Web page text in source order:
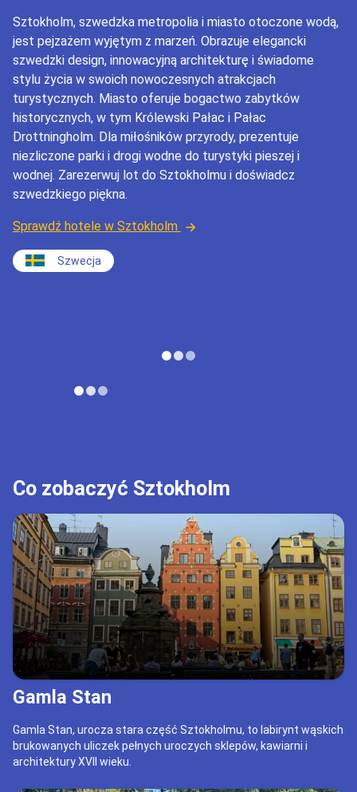
Sztokholm, szwedzka metropolia i miasto otoczone wodą,
jest pejzażem wyjętym z marzeń. Obrazuje elegancki
szwedzki design, innowacyjną architekturę i świadome
stylu życia w swoich nowoczesnych atrakcjach
turystycznych. Miasto oferuje bogactwo zabytków
historycznych, w tym Królewski Pałac i Pałac
Drottningholm. Dla miłośników przyrody, prezentuje
niezliczone parki i drogi wodne do turystyki pieszej i
wodnej. Zarezerwuj lot do Sztokholmu i doświadcz
szwedzkiego piękna.
Sprawdź hotele w Sztokholm
Szwecja
Co zobaczyć Sztokholm
Gamla Stan
Gamla Stan, urocza stara część Sztokholmu, to labirynt wąskich
brukowanych uliczek pełnych uroczych sklepów, kawiarni i
architektury XVII wieku.